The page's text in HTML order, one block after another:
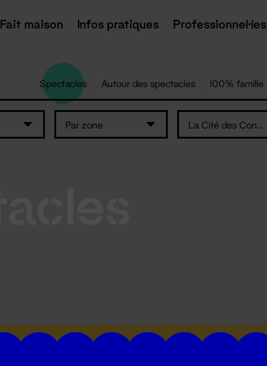
Fait maison Infos pratiques Professionnel·les
Spectacles Autour des spectacles 100% famille
Par zone La Cité des Congrès de Nantes